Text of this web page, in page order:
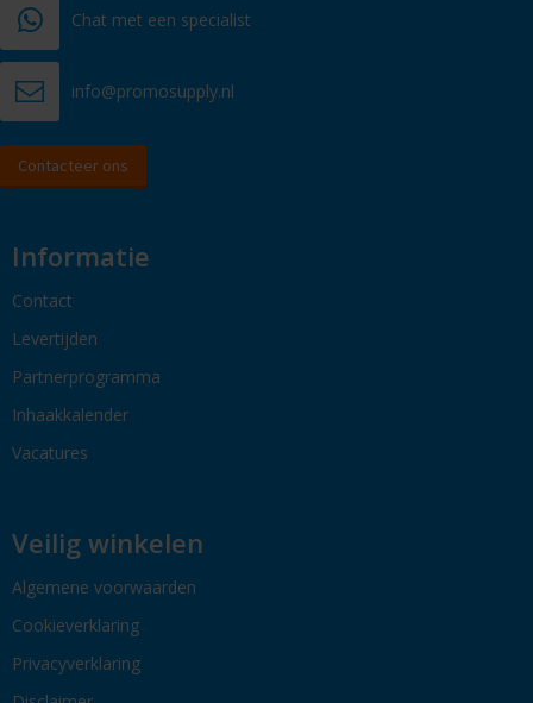
Chat met een specialist
info@promosupply.nl
Contacteer ons
Informatie
Contact
Levertijden
Partnerprogramma
Inhaakkalender
Vacatures
Veilig winkelen
Algemene voorwaarden
Cookieverklaring
Privacyverklaring